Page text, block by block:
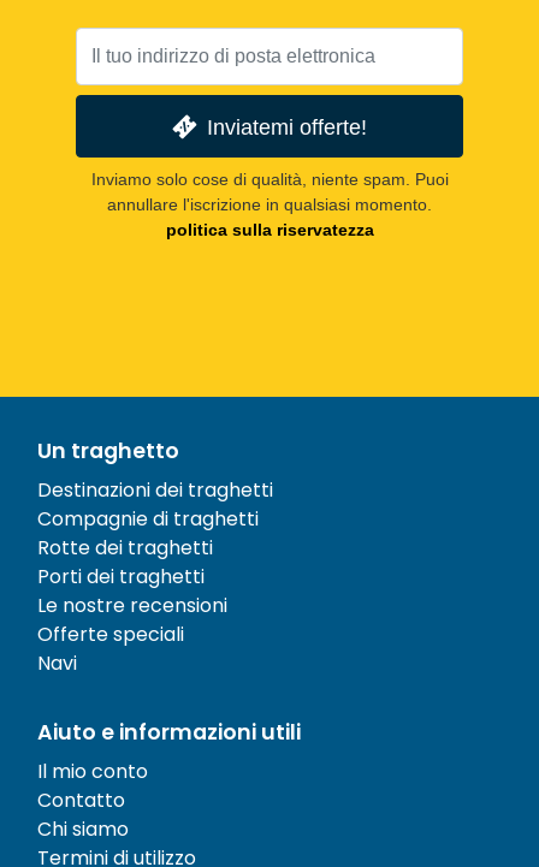
Inviatemi offerte!
Inviamo solo cose di qualità, niente spam. Puoi
annullare l'iscrizione in qualsiasi momento.
politica sulla riservatezza
Un traghetto
Destinazioni dei traghetti
Compagnie di traghetti
Rotte dei traghetti
Porti dei traghetti
Le nostre recensioni
Offerte speciali
Navi
Aiuto e informazioni utili
Il mio conto
Contatto
Chi siamo
Termini di utilizzo